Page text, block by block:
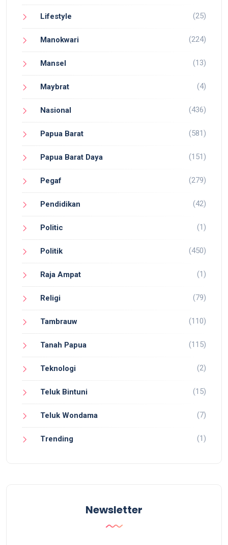
Lifestyle (25)
Manokwari (224)
Mansel (13)
Maybrat (4)
Nasional (436)
Papua Barat (581)
Papua Barat Daya (151)
Pegaf (279)
Pendidikan (42)
Politic (1)
Politik (450)
Raja Ampat (1)
Religi (79)
Tambrauw (110)
Tanah Papua (115)
Teknologi (2)
Teluk Bintuni (15)
Teluk Wondama (7)
Trending (1)
Newsletter